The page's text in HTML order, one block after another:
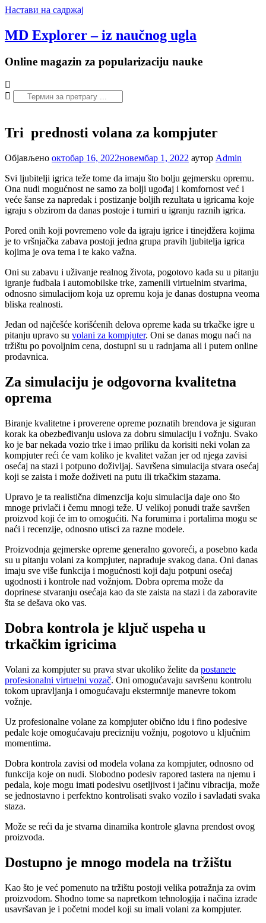
Настави на садржај
MD Explorer – iz naučnog ugla
Online magazin za popularizaciju nauke
Tri prednosti volana za kompjuter
Објављено октобар 16, 2022новембар 1, 2022 аутор Admin
Svi ljubitelji igrica teže tome da imaju što bolju gejmersku opremu.
Ona nudi mogućnost ne samo za bolji ugođaj i komfornost već i
veće šanse za napredak i postizanje boljih rezultata u igricama koje
igraju s obzirom da danas postoje i turniri u igranju raznih igrica.
Pored onih koji povremeno vole da igraju igrice i tinejdžera kojima
je to vršnjačka zabava postoji jedna grupa pravih ljubitelja igrica
kojima je ova tema i te kako važna.
Oni su zabavu i uživanje realnog života, pogotovo kada su u pitanju
igranje fudbala i automobilske trke, zamenili virtuelnim stvarima,
odnosno simulacijom koja uz opremu koja je danas dostupna veoma
bliska realnosti.
Jedan od najčešće korišćenih delova opreme kada su trkačke igre u
pitanju upravo su volani za kompjuter. Oni se danas mogu naći na
tržištu po povoljnim cena, dostupni su u radnjama ali i putem online
prodavnica.
Za simulaciju je odgovorna kvalitetna
oprema
Biranje kvalitetne i proverene opreme poznatih brendova je siguran
korak ka obezbeđivanju uslova za dobru simulaciju i vožnju. Svako
ko je bar nekada vozio trke i imao priliku da korisiti neki volan za
kompjuter reći će vam koliko je kvalitet važan jer od njega zavisi
osećaj na stazi i potpuno doživljaj. Savršena simulacija stvara osećaj
koji se zaista i može doživeti na putu ili trkačkim stazama.
Upravo je ta realistična dimenzcija koju simulacija daje ono što
mnoge privlači i čemu mnogi teže. U velikoj ponudi traže savršen
proizvod koji će im to omogućiti. Na forumima i portalima mogu se
naći i recenzije, odnosno utisci za razne modele.
Proizvodnja gejmerske opreme generalno govoreći, a posebno kada
su u pitanju volani za kompjuter, napraduje svakog dana. Oni danas
imaju sve više funkcija i mogućnosti koji daju potpuni osećaj
ugodnosti i kontrole nad vožnjom. Dobra oprema može da
doprinese stvaranju osećaja kao da ste zaista na stazi i da zaboravite
šta se dešava oko vas.
Dobra kontrola je ključ uspeha u
trkačkim igricima
Volani za kompjuter su prava stvar ukoliko želite da postanete
profesionalni virtuelni vozač. Oni omogućavaju savršenu kontrolu
tokom upravljanja i omogućavaju ekstermnije manevre tokom
vožnje.
Uz profesionalne volane za kompjuter obično idu i fino podesive
pedale koje omogućavaju precizniju vožnju, pogotovo u ključnim
momentima.
Dobra kontrola zavisi od modela volana za kompjuter, odnosno od
funkcija koje on nudi. Slobodno podesiv rapored tastera na njemu i
pedala, koje mogu imati podesivu osetljivost i jačinu vibracija, može
se jednostavno i perfektno kontrolisati svako vozilo i savladati svaka
staza.
Može se reći da je stvarna dinamika kontrole glavna prendost ovog
proizvoda.
Dostupno je mnogo modela na tržištu
Kao što je već pomenuto na tržištu postoji velika potražnja za ovim
proizvodom. Shodno tome sa napretkom tehnologija i načina izrade
usavršavan je i početni model koji su imali volani za kompjuter.